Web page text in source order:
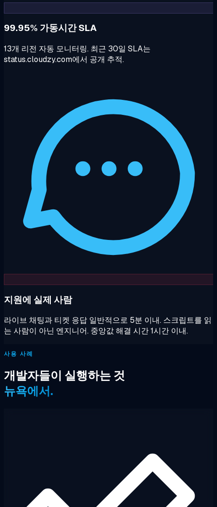
99.95% 가동시간 SLA
13개 리전 자동 모니터링. 최근 30일 SLA는
status.cloudzy.com에서 공개 추적.
지원에 실제 사람
라이브 채팅과 티켓 응답 일반적으로 5분 이내. 스크립트를 읽
는 사람이 아닌 엔지니어. 중앙값 해결 시간 1시간 이내.
사용 사례
개발자들이 실행하는 것
뉴욕에서.